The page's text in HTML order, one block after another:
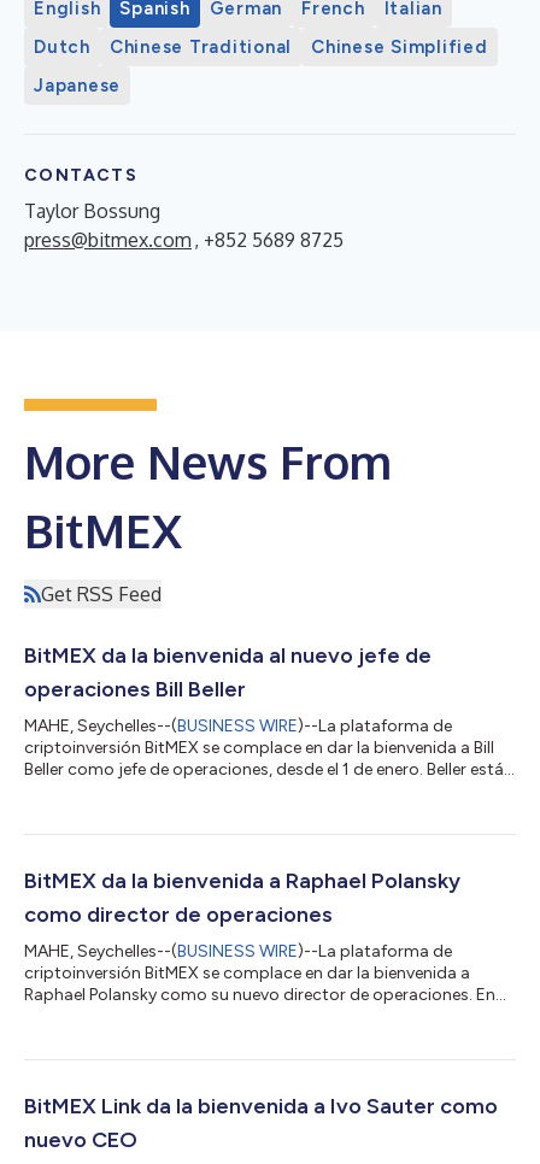
English Spanish German French
Italian
Dutch
Chinese Traditional
Chinese Simplified
Japanese
CONTACTS
Taylor Bossung
press@bitmex.com , +852 5689 8725
More News From
BitMEX
Get RSS Feed
BitMEX da la bienvenida al nuevo jefe de
operaciones Bill Beller
MAHE, Seychelles--(BUSINESS WIRE)--La plataforma de
criptoinversión BitMEX se complace en dar la bienvenida a Bill
Beller como jefe de operaciones, desde el 1 de enero. Beller está
capacidades. Antes de unirse a BitMEX, Beller fue director
ayudó a las nuevas empresas de tecnologías financieras a
BitMEX da la bienvenida a Raphael Polansky
como director de operaciones
MAHE, Seychelles--(BUSINESS WIRE)--La plataforma de
criptoinversión BitMEX se complace en dar la bienvenida a
Raphael Polansky como su nuevo director de operaciones. En
negocio y la expansión del mercado, y transformando a BitMEX
Polansky informará directamente a Alexander Höptner, CEO de
BitMEX Link da la bienvenida a Ivo Sauter como
nuevo CEO